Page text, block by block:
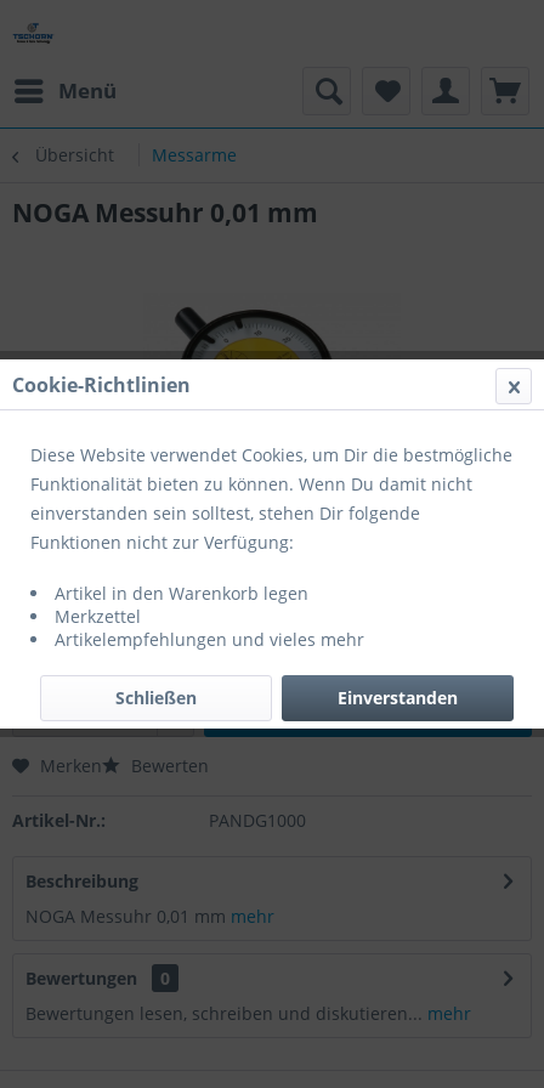
Menü
Übersicht Messarme
NOGA Messuhr 0,01 mm
35,07 € *
Inhalt: 1 Stück
zzgl. MwSt.zzgl. Versandkosten
Warenkorb
Merken Bewerten
Artikel-Nr.: PANDG1000
Beschreibung
NOGA Messuhr 0,01 mm mehr
Bewertungen
0
Bewertungen lesen, schreiben und diskutieren... mehr
Cookie-Richtlinien
Diese Website verwendet Cookies, um Dir die bestmögliche
Funktionalität bieten zu können. Wenn Du damit nicht
einverstanden sein solltest, stehen Dir folgende
Funktionen nicht zur Verfügung:
Artikel in den Warenkorb legen
Merkzettel
Artikelempfehlungen und vieles mehr
Einverstanden
Schließen